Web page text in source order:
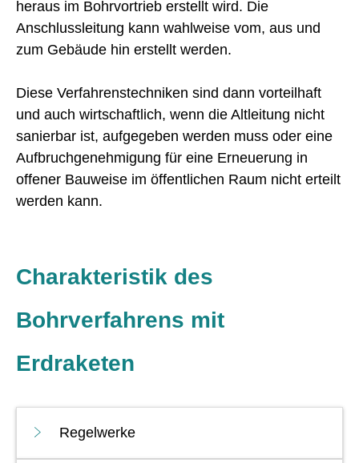
heraus im Bohrvortrieb erstellt wird. Die
Anschlussleitung kann wahlweise vom, aus und
zum Gebäude hin erstellt werden.
Diese Verfahrenstechniken sind dann vorteilhaft
und auch wirtschaftlich, wenn die Altleitung nicht
sanierbar ist, aufgegeben werden muss oder eine
Aufbruchgenehmigung für eine Erneuerung in
offener Bauweise im öffentlichen Raum nicht erteilt
werden kann.
Charakteristik des
Bohrverfahrens mit
Erdraketen
Regelwerke